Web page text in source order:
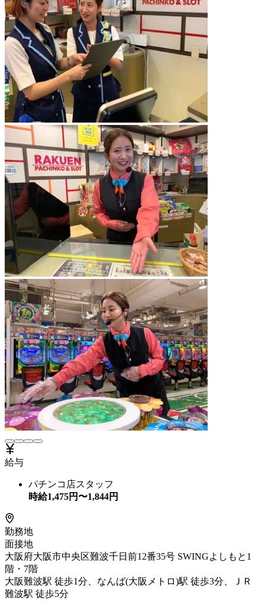
給与
パチンコ店スタッフ
時給1,475円〜1,844円
勤務地
面接地
大阪府大阪市中央区難波千日前12番35号 SWINGよしもと1
階・7階
大阪難波駅 徒歩1分、なんば(大阪メトロ)駅 徒歩3分、ＪＲ
難波駅 徒歩5分